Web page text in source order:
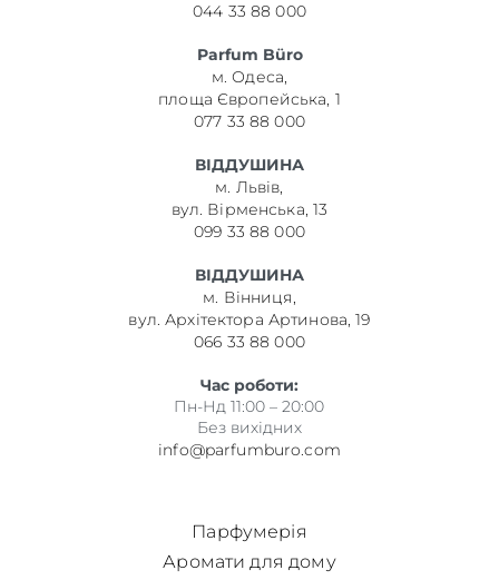
044 33 88 000
Parfum Büro
м. Одеса,
площа Європейська, 1
077 33 88 000
ВІДДУШИНА
м. Львів,
вул. Вірменська, 13
099 33 88 000
ВІДДУШИНА
м. Вінниця,
вул. Архітектора Артинова, 19
066 33 88 000
Час роботи:
Пн-Нд 11:00 – 20:00
Без вихідних
info@parfumburo.com
Парфумерія
Аромати для дому